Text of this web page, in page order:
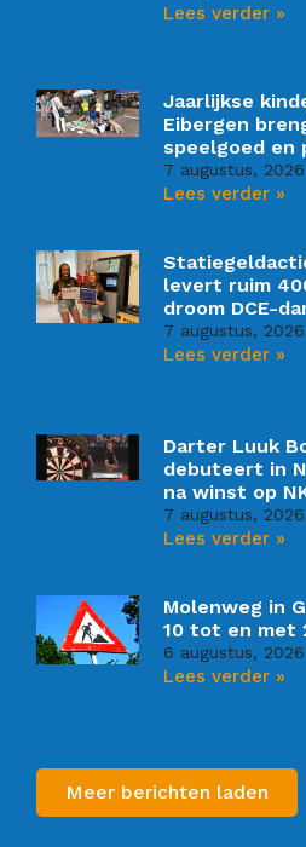
Lees verder »
Jaarlijkse
Eibergen
speelgoed en
7 augustus, 2026
Lees verder »
levert ruim
droom DCE-
7 augustus, 2026
Lees verder »
Darter Luuk
debuteert in
na winst op
7 augustus, 2026
Lees verder »
Molenweg in
10 tot en met
6 augustus, 2026
Lees verder »
Meer berichten laden